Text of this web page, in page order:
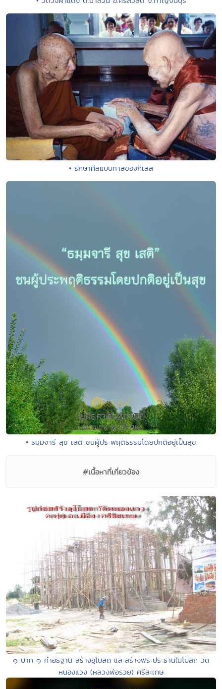
• รักษาศีลแบบทาสของกิเลส
• ธมฺมจารี สุข เสติ ชนผู้ประพฤติธรรมโดยปกติอยู่เป็นสุข
#เนื้อหาที่เกี่ยวข้อง
๑ บาท ๑ คำอธิฐาน สร้างอุโบสถ และสร้างพระประธานในโบสถ วัด
หนองแวง (หลวงพ่อรวย) ศรีสะเกษ